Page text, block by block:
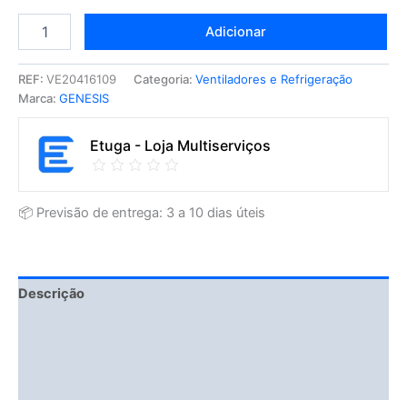
Adicionar
REF: VE20416109 Categoria: Ventiladores e Refrigeração
Marca: GENESIS
Etuga - Loja Multiserviços
📦 Previsão de entrega: 3 a 10 dias úteis
Descrição